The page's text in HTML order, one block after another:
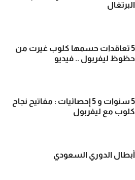
البرتغال
5 تعاقدات حسمها كلوب غيرت من
حظوظ ليفربول .. فيديو
5 سنوات و 5 إحصائيات : مفاتيح نجاح
كلوب مع ليفربول
أبطال الدوري السعودي